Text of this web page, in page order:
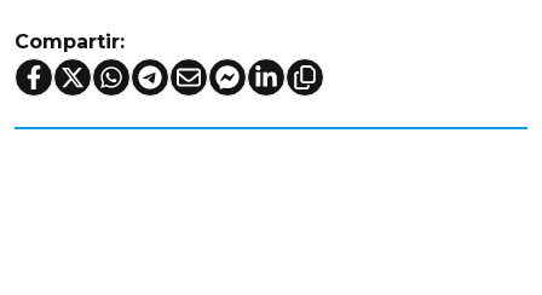
Compartir: